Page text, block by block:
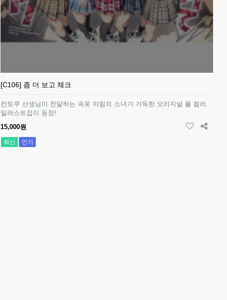
[C106] 좀 더 보고 체크
칸토쿠 선생님이 전달하는 속옷 차림의 소녀가 가득한 오리지널 풀 컬러
일러스트집이 등장!
15,000원
최신 인기